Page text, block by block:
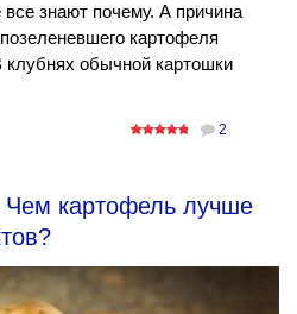
знают почему. А причина
картофеля
обычной картошки
2
Чем картофель лучше